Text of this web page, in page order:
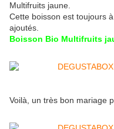
Multifruits jaune.
Cette boisson est toujours
ajoutés.
Boisson Bio Multifruits
Voilà, un très bon mariage